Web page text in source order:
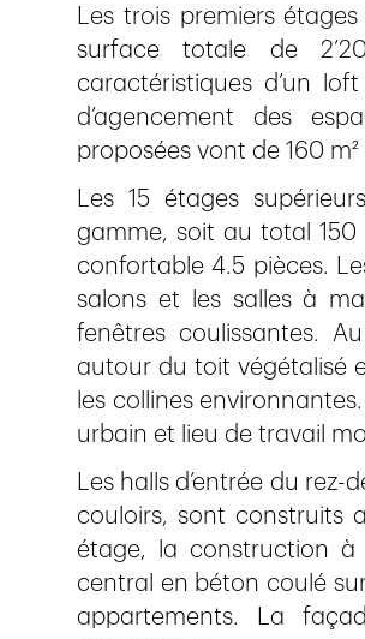
Les trois premiers
surface totale de
caractéristiques d’un
d’agencement des
proposées vont de 160 m²
Les 15 étages
gamme, soit au total
confortable 4.5 pièces.
salons et les salles à
fenêtres coulissantes.
autour du toit végétalisé
les collines
urbain et lieu de travail
Les halls d’entrée du rez-
couloirs, sont construits
étage, la construction à
central en béton coulé
appartements. La